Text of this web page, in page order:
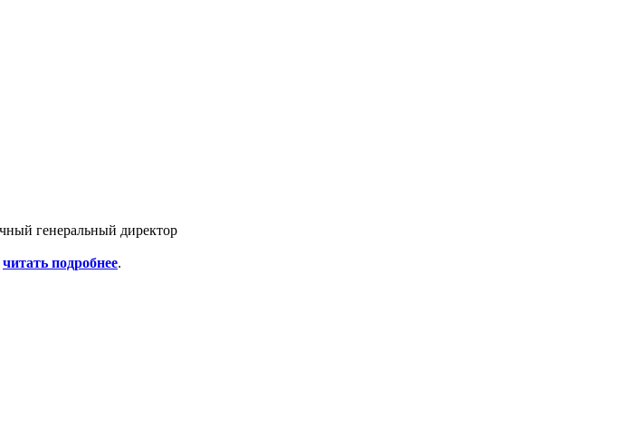
читать подробнее.